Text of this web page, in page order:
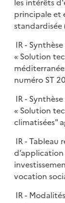
les intérêts
principale et
standardisée
IR -
« Solution
numéro ST
IR -
« Solution
climatisées"
IR -
vocation
IR -